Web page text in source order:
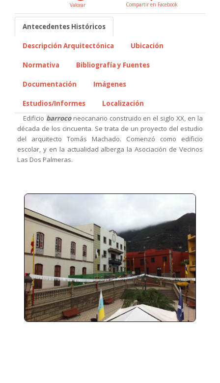
Valorar
Compartir en Facebook
Antecedentes Históricos
Descripción Arquitectónica Ubicación
Normativa Bibliografía y Fuentes
Documentación Imágenes
Estudios/Informes
Localización
Edificio barroconeocanario construido en el siglo XX, en la
década de los cincuenta. Se trata de un proyecto del estudio
del arquitecto Tomás Machado. Comenzó como edificio
escolar, y en la actualidad alberga la Asociación de Vecinos
Las Dos Palmeras.